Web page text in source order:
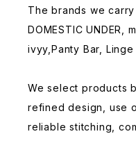
The brands we carry
DOMESTIC UNDER,
ivyy,Panty Bar, Linge
We select products
refined design, use
reliable stitching,